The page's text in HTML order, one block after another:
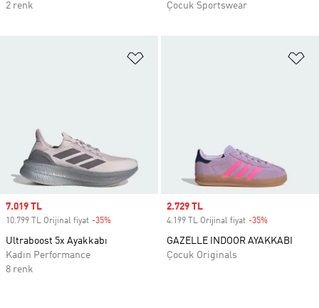
2 renk
Çocuk Sportswear
Sale price
7.019 TL
10.799 TL Orijinal fiyat -35%
Ultraboost 5x Ayakkabı
Kadın Performance
8 renk
Sale price
2.729 TL
4.199 TL Orijinal fiyat -35%
GAZELLE INDOOR AYAKKABI
Çocuk Originals